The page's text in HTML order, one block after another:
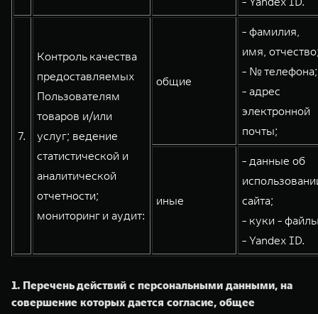
7.
Контроль качества
предоставляемых
Пользователям
товаров и/или
услуг; ведение
статистической и
аналитической
отчетности;
мониторинг и аудит:
общие
- фамилия,
имя,
- № телефона;
- адрес
электронной
почты;
иные
- данные об
сайта;
- куки -
- Yandex ID.
1. Перечень действий с персональными данными, на
совершение которых дается согласие, общее